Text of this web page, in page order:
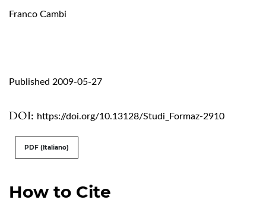
Franco Cambi
DOI: https://doi.org/10.13128/Studi_Formaz-2910
Published 2009-05-27
How to Cite
PDF (Italiano)